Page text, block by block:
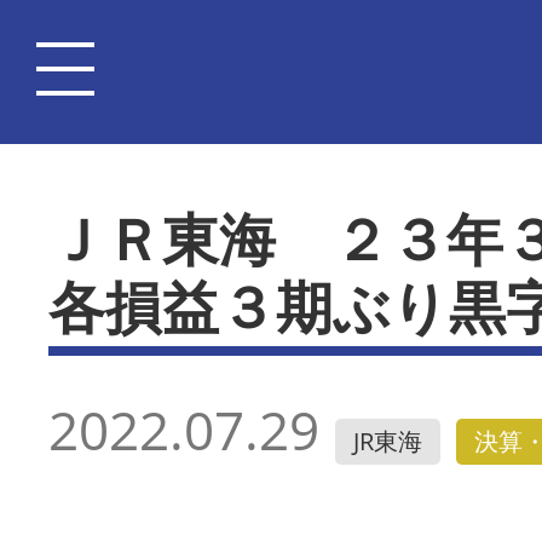
ＪＲ東海 ２３年
各損益３期ぶり黒
2022.07.29 JR東海 決算